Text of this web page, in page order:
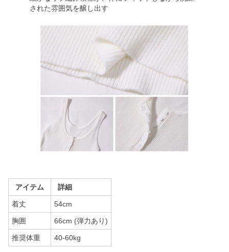
された雰囲気を醸し出す
アイテム 詳細
着丈 54cm
胸囲 66cm (弾力あり)
推奨体重 40-60kg